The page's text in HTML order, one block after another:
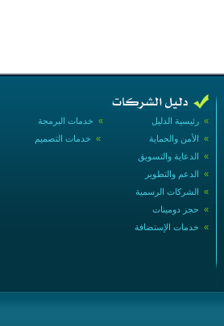
» خدمات البرمجة » رئيسية الدليل
» خدمات التصميم » الأمن والحماية
» الدعاية والتسويق
» الدعم والتطوير
» الشركات الرسمية
» حجز دومينات
» خدمات الإستضافة